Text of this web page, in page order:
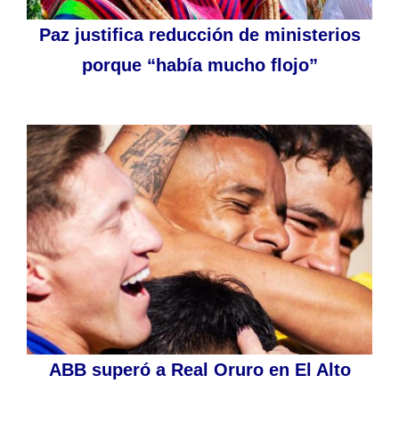
Paz justifica reducción de ministerios
porque “había mucho flojo”
ABB superó a Real Oruro en El Alto